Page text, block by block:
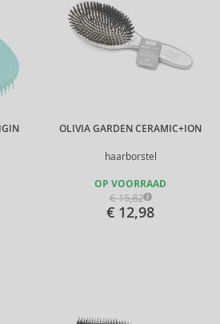
OLIVIA GARDEN CERAMIC+ION
haarborstel
OP VOORRAAD
€ 15,82
€ 12,98